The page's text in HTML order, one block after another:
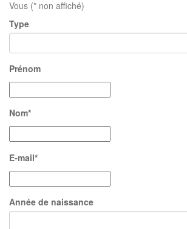
Vous (* non affiché)
Type
Prénom
Nom*
E-mail*
Année de naissance